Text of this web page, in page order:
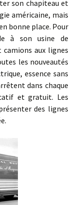
son chapiteau et
américaine, mais
bonne place. Pour
à son usine de
aux lignes
les nouveautés
essence sans
dans chaque
et gratuit. Les
des lignes